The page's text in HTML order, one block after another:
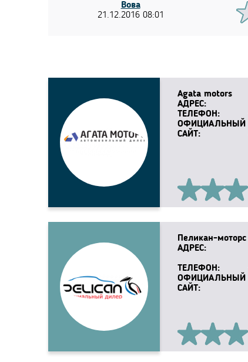
Вова
21.12.2016 08:01
Agata motors
АДРЕС:
ТЕЛЕФОН:
ОФИЦИАЛЬНЫЙ
САЙТ:
Пеликан-моторс
АДРЕС:
ТЕЛЕФОН:
ОФИЦИАЛЬНЫЙ
САЙТ: